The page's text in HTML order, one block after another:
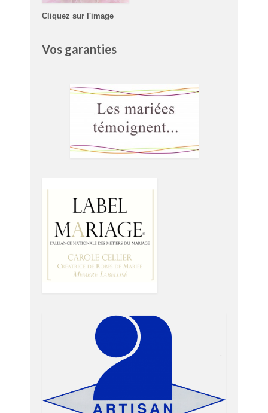
Cliquez sur l'image
Vos garanties